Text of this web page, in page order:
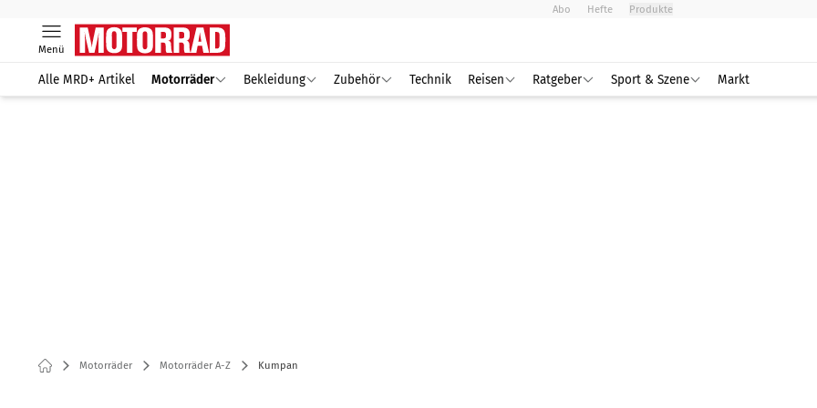
Abo Hefte Produkte
Menü
Alle MRD+ Artikel Motorräder Bekleidung Zubehör Technik Reisen Ratgeber Sport & Szene Markt
Motorräder Motorräder A-Z Kumpan